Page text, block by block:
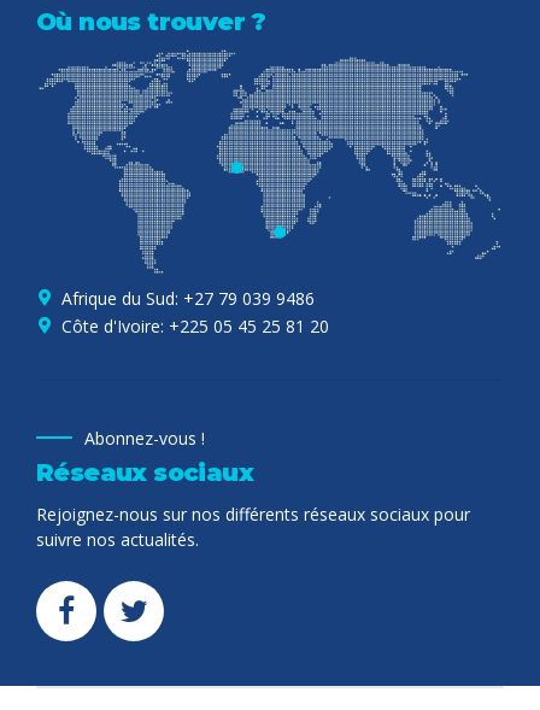
Où nous trouver ?
Afrique du Sud: +27 79 039 9486
Côte d'Ivoire: +225 05 45 25 81 20
Abonnez-vous !
Réseaux sociaux
Rejoignez-nous sur nos différents réseaux sociaux pour
suivre nos actualités.